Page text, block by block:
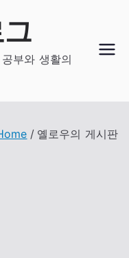
부와 생활의
옐로우의 게시판